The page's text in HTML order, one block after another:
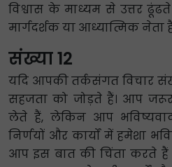
विश्वास के माध्यम से उत्तर
मार्गदर्शक या आध्यात्मिक नेता
संख्या 12
यदि आपकी तर्कसंगत विचार
सहजता को जोड़ते हैं। आप
लेते हैं, लेकिन आप
निर्णयों और कार्यों में हमेशा
आप इस बात की चिंता करते हैं